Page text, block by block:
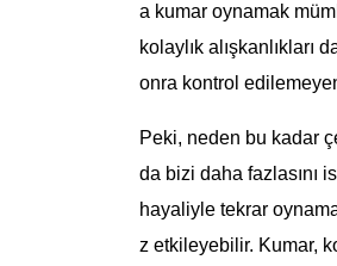
a kumar oynamak
kolaylık
onra kontrol
Peki, neden bu kadar
da bizi daha fazlasını
hayaliyle tekrar
z etkileyebilir. Kumar,